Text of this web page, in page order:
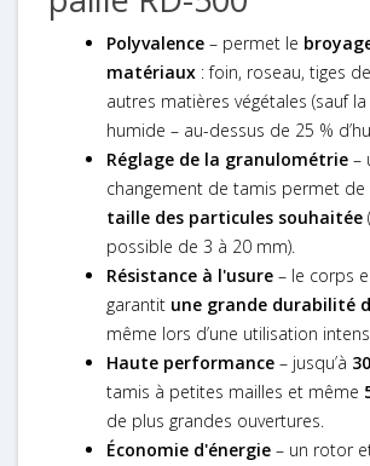
Polyvalence – permet le
matériaux : foin, roseau, tiges
autres matières végétales (sauf
humide – au-dessus de 25 %
Réglage de la granulométrie –
changement de tamis permet de
taille des particules souhaitée
possible de 3 à 20 mm).
Résistance à l'usure – le corps
garantit une grande durabilité
même lors d’une utilisation
Haute performance – jusqu’à
tamis à petites mailles et même
de plus grandes ouvertures.
Économie d'énergie – un rotor